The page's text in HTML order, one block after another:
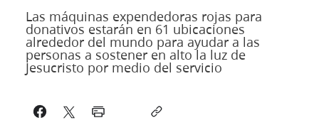
Las máquinas expendedoras rojas para
donativos estarán en 61 ubicaciones
alrededor del mundo para ayudar a las
personas a sostener en alto la luz de
Jesucristo por medio del servicio